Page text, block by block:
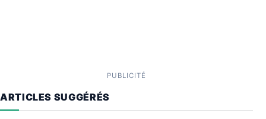
PUBLICITÉ
ARTICLES SUGGÉRÉS